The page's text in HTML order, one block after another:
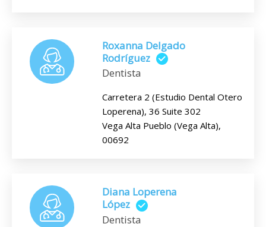
Roxanna Delgado
Rodríguez
Dentista
Carretera 2 (Estudio Dental Otero
Loperena), 36 Suite 302
Vega Alta Pueblo (Vega Alta),
00692
Diana Loperena
López
Dentista